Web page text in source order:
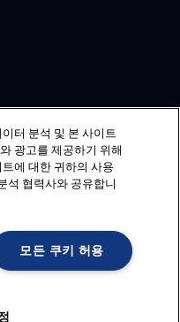
터 분석 및 본 사이트
광고를 제공하기 위해
에 대한 귀하의 사용
석 협력사와 공유합니
모든 쿠키 허용